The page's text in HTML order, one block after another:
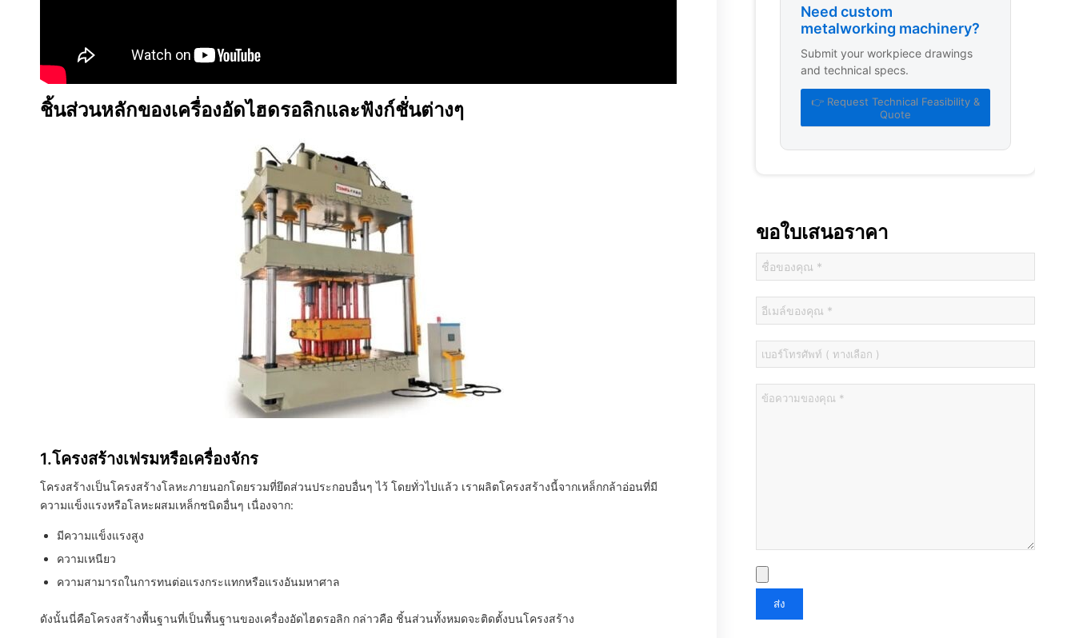
ชิ้นส่วนหลักของเครื่องอัดไฮดรอลิกและฟังก์ชั่นต่างๆ
1.โครงสร้างเฟรมหรือเครื่องจักร
โครงสร้างเป็นโครงสร้างโลหะภายนอกโดยรวมที่ยึดส่วนประกอบอื่นๆ ไว้ โดยทั่วไปแล้ว เราผลิตโครงสร้างนี้จากเหล็กกล้าอ่อนที่มี
ความแข็งแรงหรือโลหะผสมเหล็กชนิดอื่นๆ เนื่องจาก:
มีความแข็งแรงสูง
ความเหนียว
ความสามารถในการทนต่อแรงกระแทกหรือแรงอันมหาศาล
ดังนั้นนี่คือโครงสร้างพื้นฐานที่เป็นพื้นฐานของเครื่องอัดไฮดรอลิก กล่าวคือ ชิ้นส่วนทั้งหมดจะติดตั้งบนโครงสร้าง
Need custom
metalworking machinery?
Submit your workpiece drawings
and technical specs.
👉 Request Technical Feasibility &
Quote
ขอใบเสนอราคา